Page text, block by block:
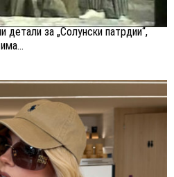
за „Солунски патрдии“,